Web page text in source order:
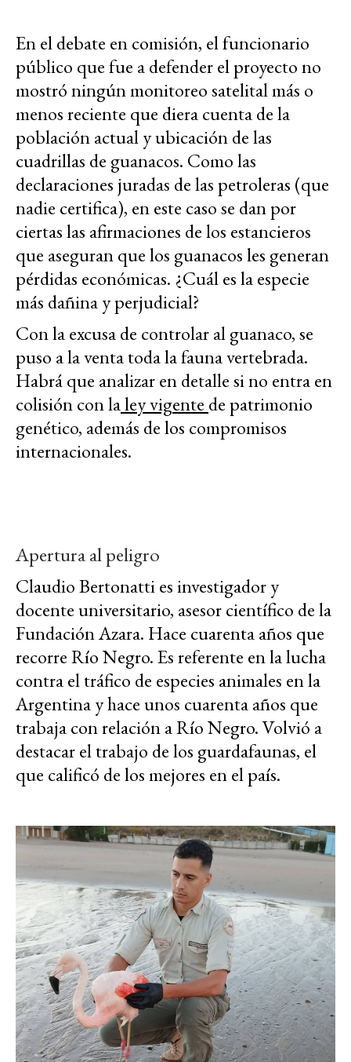
En el debate en comisión, el funcionario
público que fue a defender el proyecto no
mostró ningún monitoreo satelital más o
menos reciente que diera cuenta de la
población actual y ubicación de las
cuadrillas de guanacos. Como las
declaraciones juradas de las petroleras (que
nadie certifica), en este caso se dan por
ciertas las afirmaciones de los estancieros
que aseguran que los guanacos les generan
pérdidas económicas. ¿Cuál es la especie
más dañina y perjudicial?
Con la excusa de controlar al guanaco, se
puso a la venta toda la fauna vertebrada.
Habrá que analizar en detalle si no entra en
colisión con laley vigente de patrimonio
genético, además de los compromisos
internacionales.
Apertura al peligro
Claudio Bertonatti es investigador y
docente universitario, asesor científico de la
Fundación Azara. Hace cuarenta años que
recorre Río Negro. Es referente en la lucha
contra el tráfico de especies animales en la
Argentina y hace unos cuarenta años que
trabaja con relación a Río Negro. Volvió a
destacar el trabajo de los guardafaunas, el
que calificó de los mejores en el país.